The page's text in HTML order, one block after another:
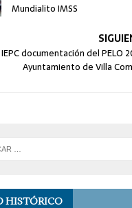
Mundialito IMSS
documentación del PELO
Ayuntamiento de Villa
HISTÓRICO